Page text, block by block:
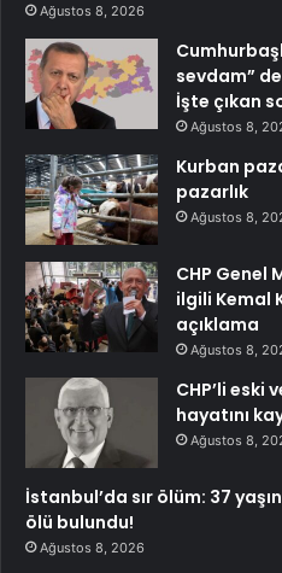
Ağustos 8, 2026
sevdam”
İşte çıkan
Ağustos 8,
Kurban
pazarlık
Ağustos 8,
CHP Genel
ilgili Kemal
açıklama
Ağustos 8,
CHP’li eski
hayatını
Ağustos 8,
İstanbul’da sır ölüm: 37
ölü bulundu!
Ağustos 8, 2026